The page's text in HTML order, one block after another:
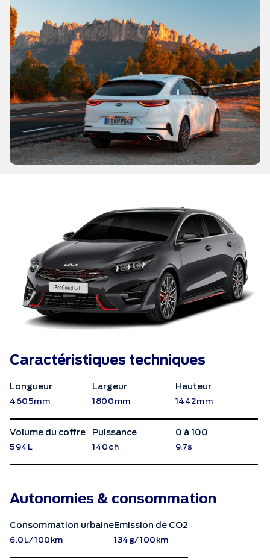
Caractéristiques techniques
Longueur
4605mm
Largeur
1800mm
Hauteur
1442mm
Volume du coffre
594L
Puissance
140ch
0 à 100
9.7s
Autonomies & consommation
Consommation urbaine
6.0L/100km
Emission de CO2
134g/100km